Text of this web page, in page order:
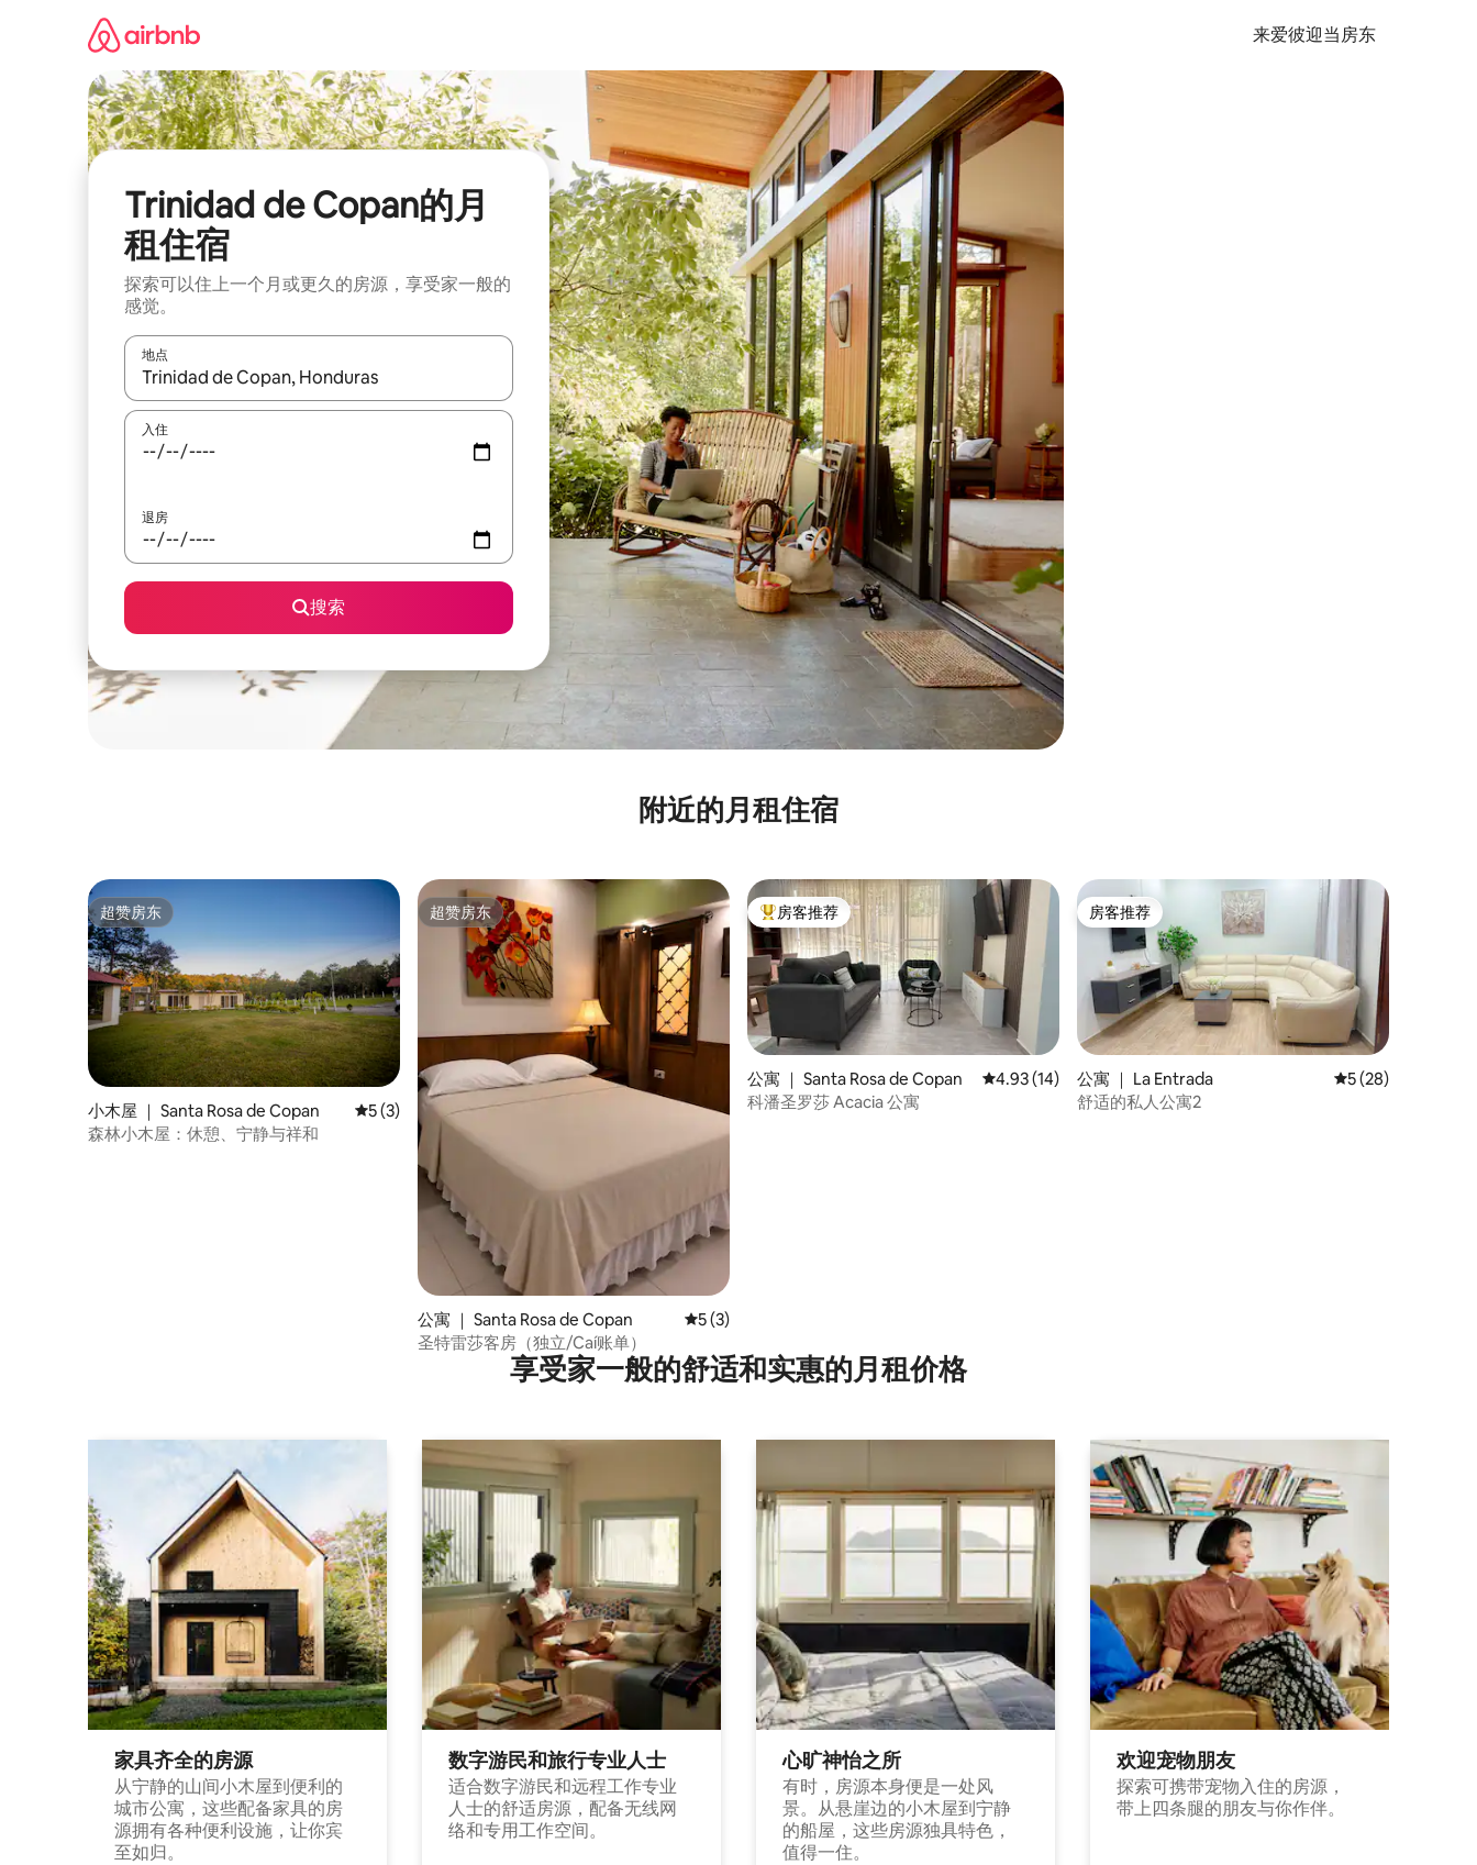
来爱彼迎当房东
Trinidad de Copan的月
租住宿
探索可以住上一个月或更久的房源，享受家一般的
感觉。
地点
如有搜索结果，请使用上下方向键查看，或通过点击或滑动手势浏览。
入住
退房
搜索
附近的月租住宿
超赞房东
超赞房东
小木屋 ｜ Santa Rosa de Copan 平均评分 5 分（满分 5 分），共 3 条评价
5 (3)
森林小木屋：休憩、宁静与祥和
超赞房东
超赞房东
公寓 ｜ Santa Rosa de Copan 平均评分 5 分（满分 5 分），共 3 条评价
5 (3)
圣特雷莎客房（独立/Caí账单）
热门「房客推荐」
房客推荐
公寓 ｜ Santa Rosa de Copan 平均评分 4.93 分（满分 5 分），共 14 条评价
4.93 (14)
科潘圣罗莎 Acacia 公寓
房客推荐
房客推荐
公寓 ｜ La Entrada 平均评分 5 分（满
5 (28)
舒适的私人公寓2
享受家一般的舒适和实惠的月租价格
家具齐全的房源
从宁静的山间小木屋到便利的
城市公寓，这些配备家具的房
源拥有各种便利设施，让你宾
至如归。
数字游民和旅行专业人士
适合数字游民和远程工作专业
人士的舒适房源，配备无线网
络和专用工作空间。
心旷神怡之所
有时，房源本身便是一处风
景。从悬崖边的小木屋到宁静
的船屋，这些房源独具特色，
值得一住。
欢迎宠物朋友
探索可携带宠物入住的房源，
带上四条腿的朋友与你作伴。